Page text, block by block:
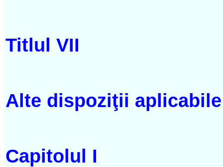
Titlul VII
Alte dispoziţii
Capitolul I